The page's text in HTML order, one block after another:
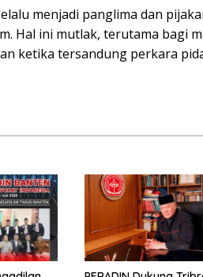
menjadi panglima dan
Hal ini mutlak, terutama bagi
ketika tersandung perkara